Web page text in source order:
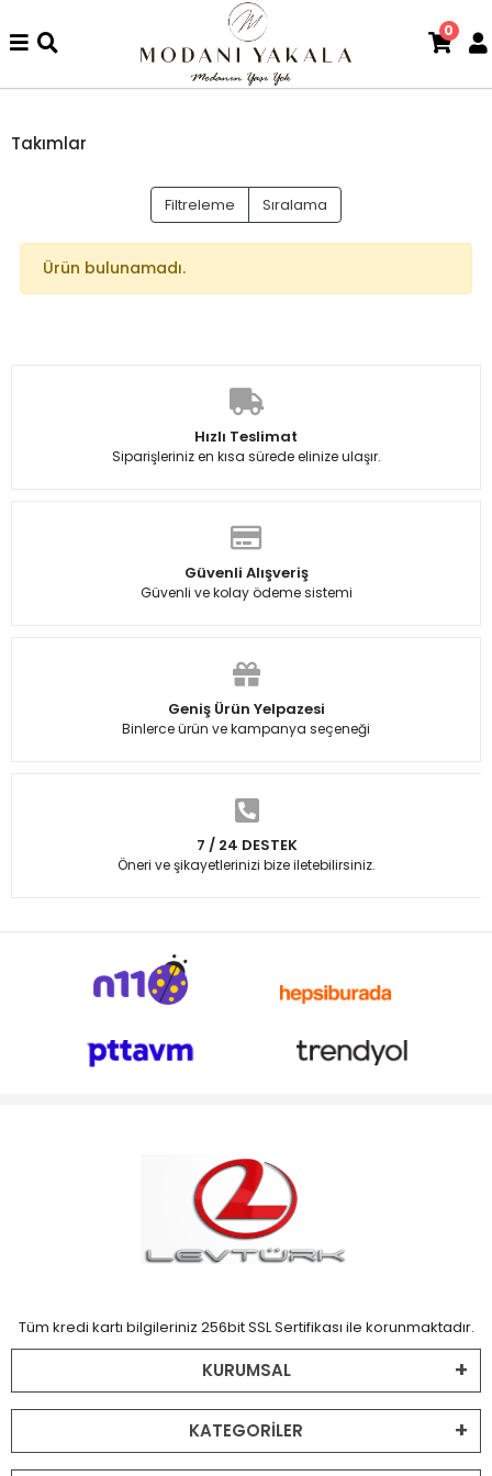
0
Takımlar
Filtreleme Sıralama
Ürün bulunamadı.
Hızlı Teslimat
Siparişleriniz en kısa sürede elinize ulaşır.
Güvenli Alışveriş
Güvenli ve kolay ödeme sistemi
Geniş Ürün Yelpazesi
Binlerce ürün ve kampanya seçeneği
7 / 24 DESTEK
Öneri ve şikayetlerinizi bize iletebilirsiniz.
Tüm kredi kartı bilgileriniz 256bit SSL Sertifikası ile korunmaktadır.
KURUMSAL
KATEGORİLER